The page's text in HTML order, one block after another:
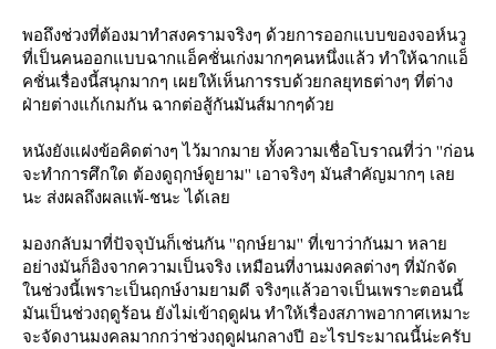
พอถึงช่วงที่ต้องมาทำสงครามจริงๆ ด้วยการออกแบบของจอห์นวู
ที่เป็นคนออกแบบฉากแอ็คชั่นเก่งมากๆคนหนึ่งแล้ว ทำให้ฉากแอ็
คชั่นเรื่องนี้สนุกมากๆ เผยให้เห็นการรบด้วยกลยุทธต่างๆ ที่ต่าง
ฝ่ายต่างแก้เกมกัน ฉากต่อสู้กันมันส์มากๆด้ว
หนังยังแฝงข้อคิดต่างๆ ไว้มากมาย ทั้งความเชื่อโบราณที่ว่า ''ก่อน
จะทำการศึกใด ต้องดูฤกษ์ดูยาม'' เอาจริงๆ มันสำคัญมากๆ เล
นะ ส่งผลถึงผลแพ้-ชนะ ได้เล
มองกลับมาที่ปัจจุบันก็เช่นกัน ''ฤกษ์ยาม'' ที่เขาว่ากันมา หลา
อย่างมันก็อิงจากความเป็นจริง เหมือนที่งานมงคลต่างๆ ที่มักจัด
นช่วงนี้เพราะเป็นฤกษ์งามยามดี จริงๆแล้วอาจเป็นเพราะตอนนี้
มันเป็นช่วงฤดูร้อน ยังไม่เข้าฤดูฝน ทำให้เรื่องสภาพอากาศเหมาะ
จะจัดงานมงคลมากกว่าช่วงฤดูฝนกลางปี อะไรประมาณนี้น่ะครับ